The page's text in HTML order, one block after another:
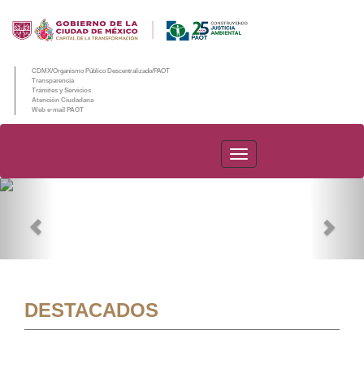
CDMX/Organismo Público Descentralizado/PAOT
Transparencia
Trámites y Servicios
Atención Ciudadana
Web e-mail PAOT
PAOT
DESTACADOS